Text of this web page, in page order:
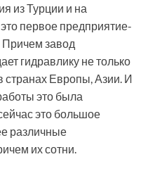
из Турции и на
первое предприятие-
Причем завод
гидравлику не только
странах Европы, Азии. И
это была
это большое
различные
их сотни.